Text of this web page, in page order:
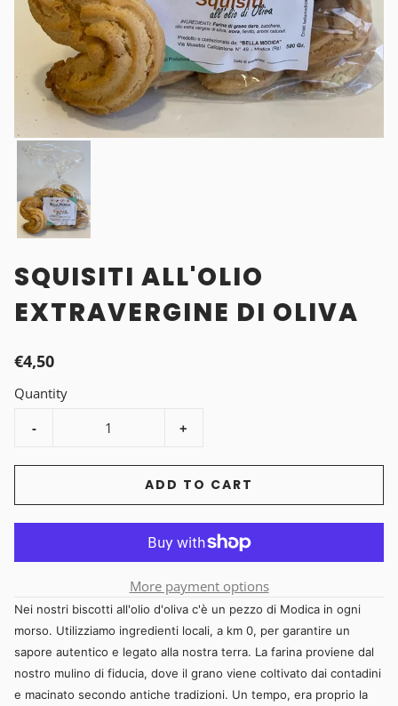
SQUISITI ALL'OLIO
EXTRAVERGINE DI OLIVA
€4,50
Quantity
-
+
ADD TO CART
More payment options
Nei nostri biscotti all'olio d'oliva c'è un pezzo di Modica in ogni
morso. Utilizziamo ingredienti locali, a km 0, per garantire un
sapore autentico e legato alla nostra terra. La farina proviene dal
nostro mulino di fiducia, dove il grano viene coltivato dai contadini
e macinato secondo antiche tradizioni. Un tempo, era proprio la